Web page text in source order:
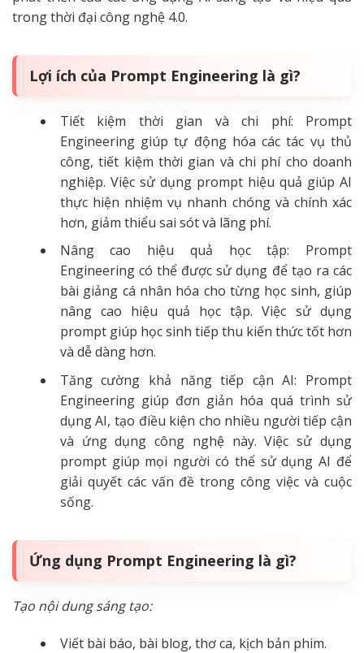
trong thời đại công nghệ 4.0.
Lợi ích của Prompt Engineering là gì?
Tiết kiệm thời gian và chi phí: Prompt
Engineering giúp tự động hóa các tác vụ thủ
công, tiết kiệm thời gian và chi phí cho doanh
nghiệp. Việc sử dụng prompt hiệu quả giúp AI
thực hiện nhiệm vụ nhanh chóng và chính xác
hơn, giảm thiểu sai sót và lãng phí.
Nâng cao hiệu quả học tập: Prompt
Engineering có thể được sử dụng để tạo ra các
bài giảng cá nhân hóa cho từng học sinh, giúp
nâng cao hiệu quả học tập. Việc sử dụng
prompt giúp học sinh tiếp thu kiến thức tốt hơn
và dễ dàng hơn.
Tăng cường khả năng tiếp cận AI: Prompt
Engineering giúp đơn giản hóa quá trình sử
dụng AI, tạo điều kiện cho nhiều người tiếp cận
và ứng dụng công nghệ này. Việc sử dụng
prompt giúp mọi người có thể sử dụng AI để
giải quyết các vấn đề trong công việc và cuộc
sống.
Ứng dụng Prompt Engineering là gì?
Tạo nội dung sáng tạo:
Viết bài báo, bài blog, thơ ca, kịch bản phim.